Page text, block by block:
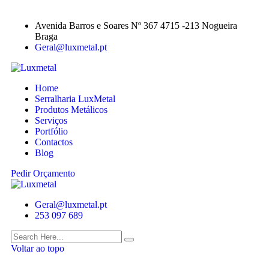
Avenida Barros e Soares Nº 367 4715 -213 Nogueira
Braga
Geral@luxmetal.pt
Home
Serralharia LuxMetal
Produtos Metálicos
Serviços
Portfólio
Contactos
Blog
Pedir Orçamento
Geral@luxmetal.pt
253 097 689
Voltar ao topo